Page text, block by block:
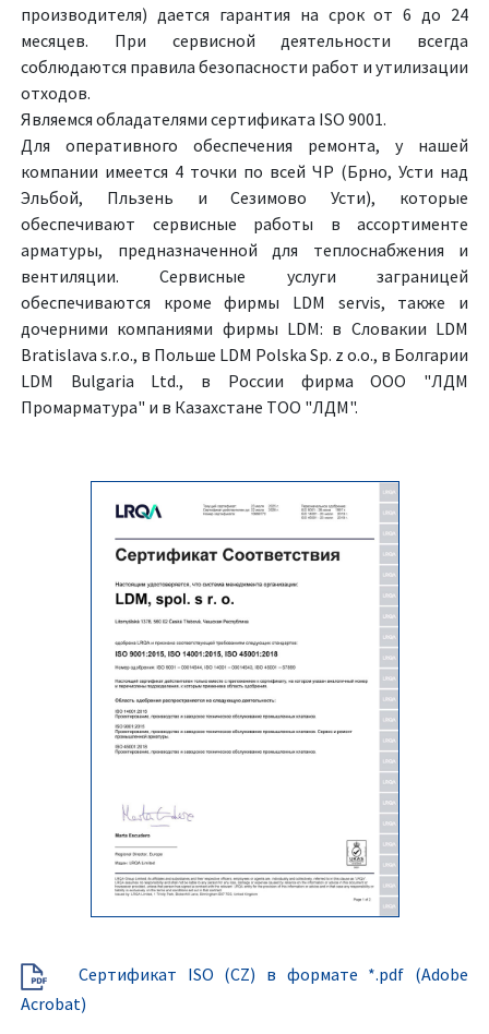
производителя) дается гарантия на срок от 6 до 24
месяцев. При сервисной деятельности всегда
соблюдаются правила безопасности работ и утилизации
отходов.
Являемся обладателями сертификата ISO 9001.
Для оперативного обеспечения ремонта, у нашей
компании имеется 4 точки по всей ЧР (Брно, Усти над
Эльбой, Пльзень и Сезимово Усти), которые
обеспечивают сервисные работы в ассортименте
арматуры, предназначенной для теплоснабжения и
вентиляции. Сервисные услуги заграницей
обеспечиваются кроме фирмы LDM servis, также и
дочерними компаниями фирмы LDM: в Словакии LDM
Bratislava s.r.o., в Польше LDM Polska Sp. z o.o., в Болгарии
LDM Bulgaria Ltd., в России фирма OOO "ЛДМ
Промарматура" и в Казахстане TOO "ЛДМ".
Сертификат ISO (CZ) в формате *.pdf (Adobe
Acrobat)